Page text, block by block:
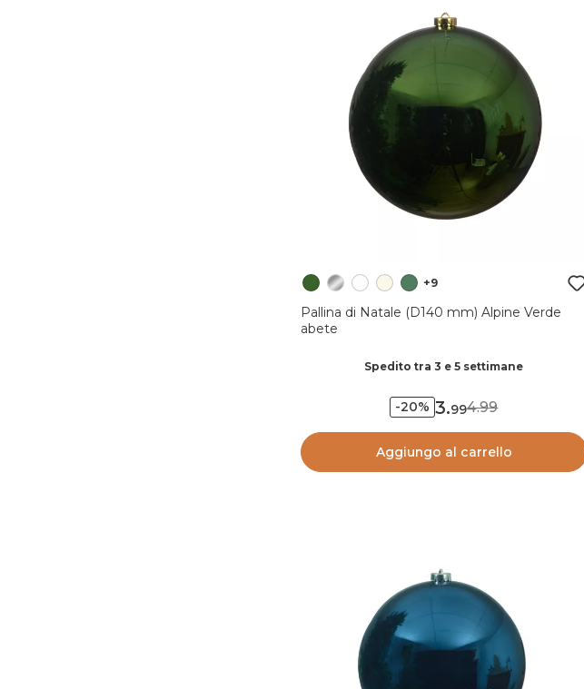
+9
Pallina di Natale (D140 mm) Alpine Verde
abete
Spedito tra 3 e 5 settimane
-20% 3.994.99
Aggiungo al carrello